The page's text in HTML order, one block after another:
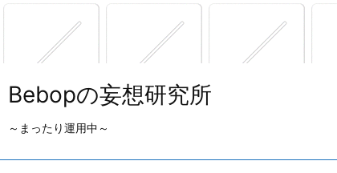
Bebopの妄想研究所
～まったり運用中～